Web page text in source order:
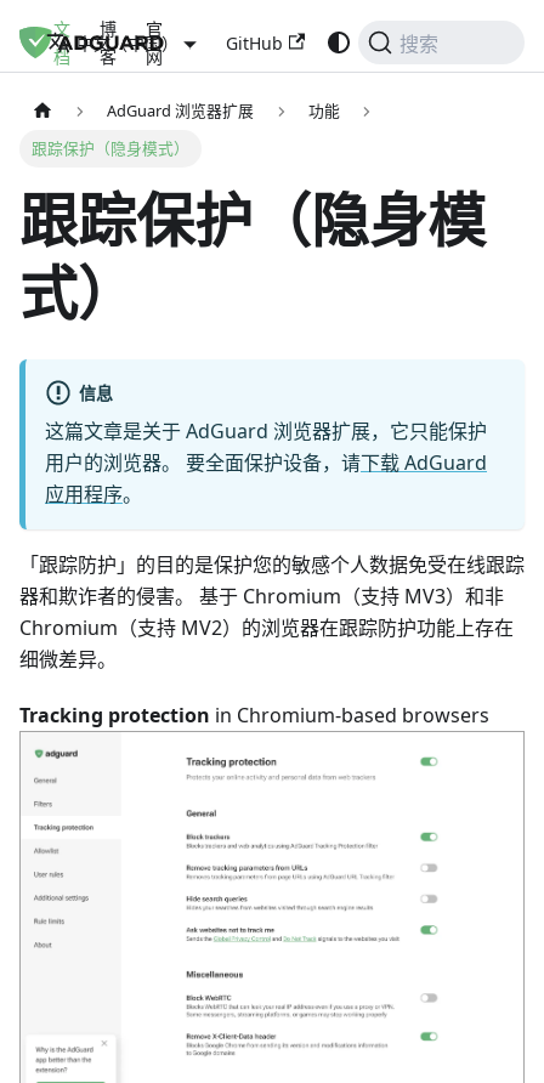
文
档
博
客
官
网
中文（中国） GitHub 搜索
AdGuard 浏览器扩展
功能
跟踪保护（隐身模式）
跟踪保护（隐身模
式）
信息
这篇文章是关于 AdGuard 浏览器扩展，它只能保护
用户的浏览器。 要全面保护设备，请下载 AdGuard
应用程序。
「跟踪防护」的目的是保护您的敏感个人数据免受在线跟踪
器和欺诈者的侵害。 基于 Chromium（支持 MV3）和非
Chromium（支持 MV2）的浏览器在跟踪防护功能上存在
细微差异。
Tracking protection in Chromium-based browsers